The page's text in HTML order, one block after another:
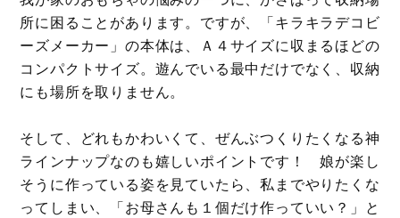
所に困ることがあります。ですが、「キラキラデコビ
ーズメーカー」の本体は、Ａ４サイズに収まるほどの
コンパクトサイズ。遊んでいる最中だけでなく、収納
にも場所を取りません。
そして、どれもかわいくて、ぜんぶつくりたくなる神
ラインナップなのも嬉しいポイントです！ 娘が楽し
そうに作っている姿を見ていたら、私までやりたくな
ってしまい、「お母さんも１個だけ作っていい？」と